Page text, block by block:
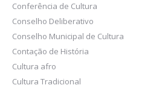
Conferência de Cultura
Conselho Deliberativo
Conselho Municipal de Cultura
Contação de História
Cultura afro
Cultura Tradicional